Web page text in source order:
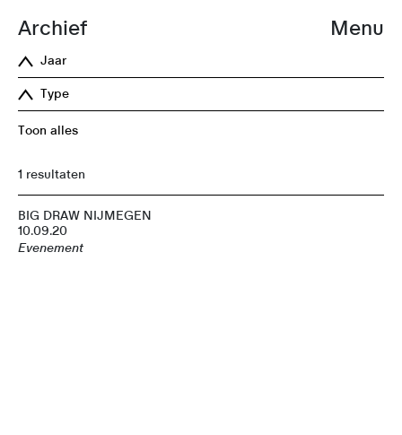
Menu
Archief
Jaar
Type
Toon alles
1 resultaten
BIG DRAW NIJMEGEN
10.09.20
Evenement